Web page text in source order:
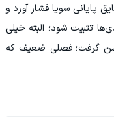
پایانی سویا فشار آورد و
تثبیت شود؛ البته خیلی
گرفت؛ فصلی ضعیف که